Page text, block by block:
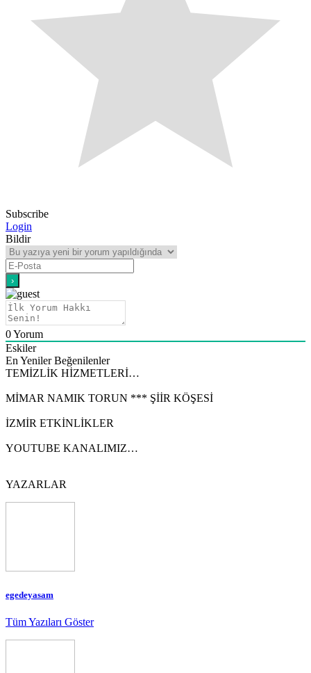
Subscribe
Login
Bildir
0Yorum
Eskiler
En Yeniler Beğenilenler
TEMİZLİK HİZMETLERİ…
MİMAR NAMIK TORUN *** ŞİİR KÖŞESİ
İZMİR ETKİNLİKLER
YOUTUBE KANALIMIZ…
YAZARLAR
egedeyasam
Tüm Yazıları Göster